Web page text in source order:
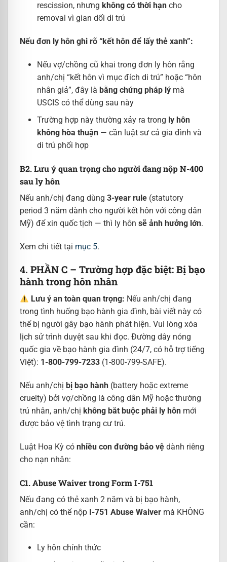
rescission, nhưng không có thời hạncho
removal vì gian dối di trú
Nếu đơn ly hôn ghi rõ “kết hôn để lấy thẻ xanh”:
Nếu vợ/chồng cũ khai trong đơn ly hôn rằng
anh/chị “kết hôn vì mục đích di trú” hoặc “hôn
nhân giả”, đây là bằng chứng pháp lýmà
USCIS có thể dùng sau này
Trường hợp này thường xảy ra trong ly hôn
không hòa thuận— cần luật sư cả gia đình và
di trú phối hợp
B2. Lưu ý quan trọng cho người đang nộp N-400
sau ly hôn
Nếu anh/chị đang dùng 3-year rule (statutory
period 3 năm dành cho người kết hôn với công dân
Mỹ) để xin quốc tịch — thì ly hôn sẽ ảnh hưởng lớn.
Xem chi tiết tại mục 5.
4. PHẦN C – Trường hợp đặc biệt: Bị bạo
hành trong hôn nhân
Lưu ý an toàn quan trọng: Nếu anh/chị đang
trong tình huống bạo hành gia đình, bài viết này có
thể bị người gây bạo hành phát hiện. Vui lòng xóa
lịch sử trình duyệt sau khi đọc. Đường dây nóng
quốc gia về bạo hành gia đình (24/7, có hỗ trợ tiếng
Việt): 1-800-799-7233 (1-800-799-SAFE).
Nếu anh/chị bị bạo hành (battery hoặc extreme
cruelty) bởi vợ/chồng là công dân Mỹ hoặc thường
trú nhân, anh/chị không bắt buộc phải ly hôn mới
được bảo vệ tình trạng cư trú.
Luật Hoa Kỳ có nhiều con đường bảo vệ dành riêng
cho nạn nhân:
C1. Abuse Waiver trong Form I-751
Nếu đang có thẻ xanh 2 năm và bị bạo hành,
anh/chị có thể nộp I-751 Abuse Waiver mà KHÔNG
cần:
Ly hôn chính thức